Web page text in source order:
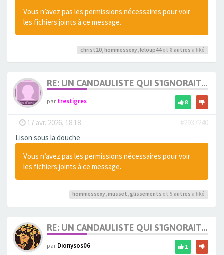
Vous n’avez pas les permissions nécessaires pour voir
les fichiers joints à ce message.
christ20 hommessexy leloup44et 8 autres a liké
RE: UN CANDAULISTE QUI S'IGNORAIT...
partrestigres 8
- 17 avr. 2026, 18:18
#2937240
Lison sous la douche
Vous n’avez pas les permissions nécessaires pour voir
les fichiers joints à ce message.
hommessexy, musset, glissements et 5 autres a liké
RE: UN CANDAULISTE QUI S'IGNORAIT...
parDionysos06 1